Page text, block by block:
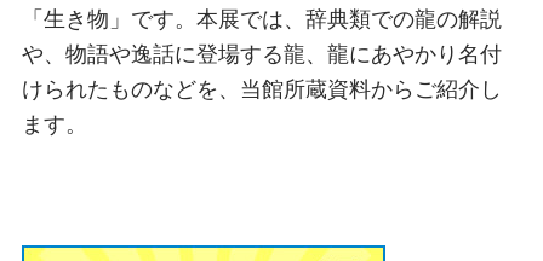
「生き物」です。本展では、辞典類での龍の解説
や、物語や逸話に登場する龍、龍にあやかり名付
けられたものなどを、当館所蔵資料からご紹介し
ます。